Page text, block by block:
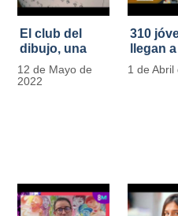
El club del
dibujo, una
apuesta para
formar
12 de Mayo de
2022
310
llegan
1 de Abril